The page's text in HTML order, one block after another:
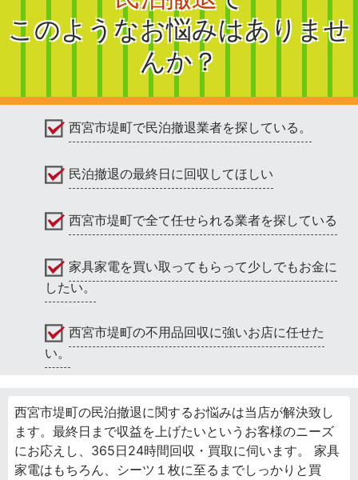
このようなお悩みはありませ
んか？
西宮市堤町で民泊撤退業者を探している。
民泊撤退の最終日に回収してほしい
西宮市堤町で全て任せられる業者を探している
家具家電を買い取ってもらって少しでもお金に
したい。
西宮市堤町の不用品回収に強いお店に任せた
い。
西宮市堤町の民泊撤退に関するお悩みは当店が解決致し
ます。最終日まで収益を上げたいというお客様のニーズ
にお応えし、365日24時間回収・買取に伺います。 家具
家電はもちろん、シーツ１枚に至るまでしっかりと買